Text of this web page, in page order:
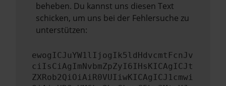
beheben. Du kannst uns diesen Text
schicken, um uns bei der Fehlersuche zu
unterstützen:
ewogICJuYW1lIjogIk5ldHdvcmtFcnJv
ciIsCiAgImNvbmZpZyI6IHsKICAgICJt
ZXRob2QiOiAiR0VUIiwKICAgICJ1cmwi